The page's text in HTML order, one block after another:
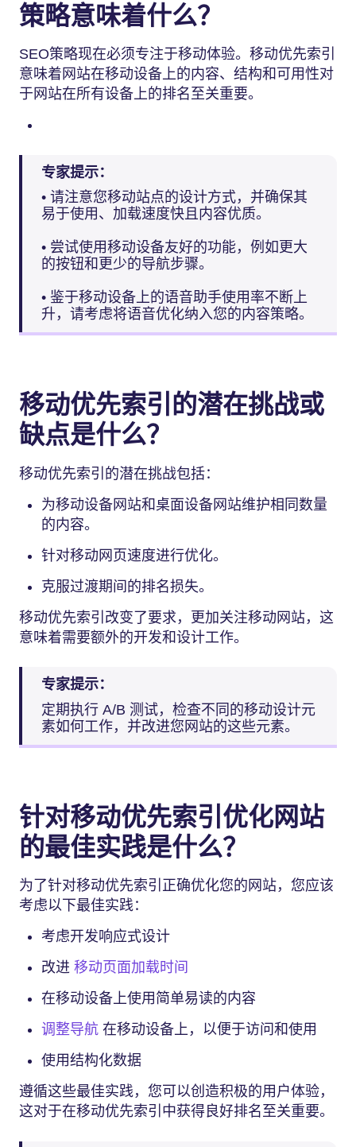
策略意味着什么？
SEO策略现在必须专注于移动体验。移动优先索引
意味着网站在移动设备上的内容、结构和可用性对
于网站在所有设备上的排名至关重要。
专家提示：
• 请注意您移动站点的设计方式，并确保其
易于使用、加载速度快且内容优质。
• 尝试使用移动设备友好的功能，例如更大
的按钮和更少的导航步骤。
• 鉴于移动设备上的语音助手使用率不断上
升，请考虑将语音优化纳入您的内容策略。
移动优先索引的潜在挑战或
缺点是什么？
移动优先索引的潜在挑战包括：
为移动设备网站和桌面设备网站维护相同数量
的内容。
针对移动网页速度进行优化。
克服过渡期间的排名损失。
移动优先索引改变了要求，更加关注移动网站，这
意味着需要额外的开发和设计工作。
专家提示：
定期执行 A/B 测试，检查不同的移动设计元
素如何工作，并改进您网站的这些元素。
针对移动优先索引优化网站
的最佳实践是什么？
为了针对移动优先索引正确优化您的网站，您应该
考虑以下最佳实践：
考虑开发响应式设计
改进 移动页面加载时间
在移动设备上使用简单易读的内容
调整导航 在移动设备上，以便于访问和使用
使用结构化数据
遵循这些最佳实践，您可以创造积极的用户体验，
这对于在移动优先索引中获得良好排名至关重要。